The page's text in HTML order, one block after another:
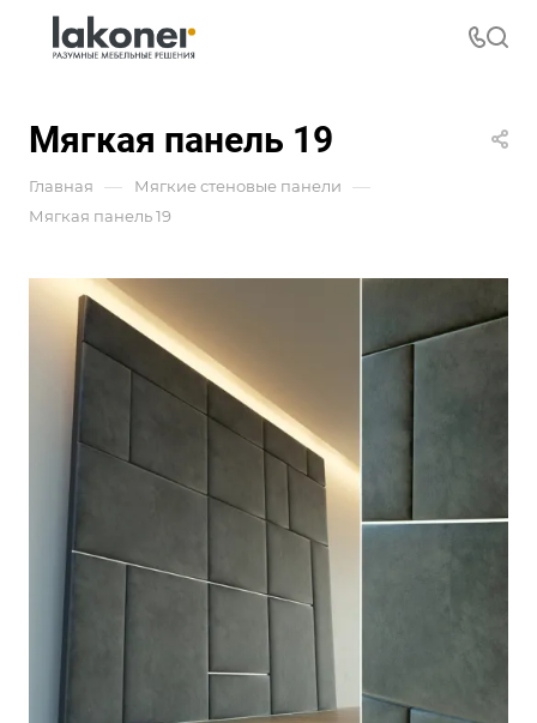
Мягкая панель 19
Главная — Мягкие стеновые панели —
Мягкая панель 19